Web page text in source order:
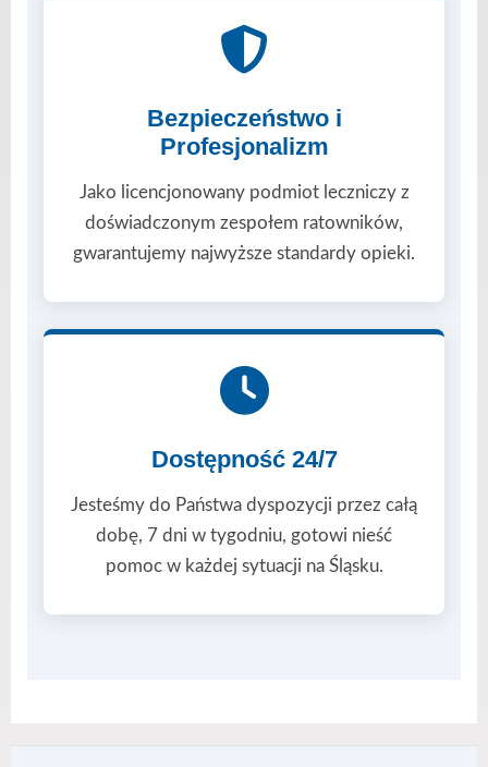
Bezpieczeństwo i
Profesjonalizm
Jako licencjonowany podmiot leczniczy z
doświadczonym zespołem ratowników,
gwarantujemy najwyższe standardy opieki.
Dostępność 24/7
Jesteśmy do Państwa dyspozycji przez całą
dobę, 7 dni w tygodniu, gotowi nieść
pomoc w każdej sytuacji na Śląsku.